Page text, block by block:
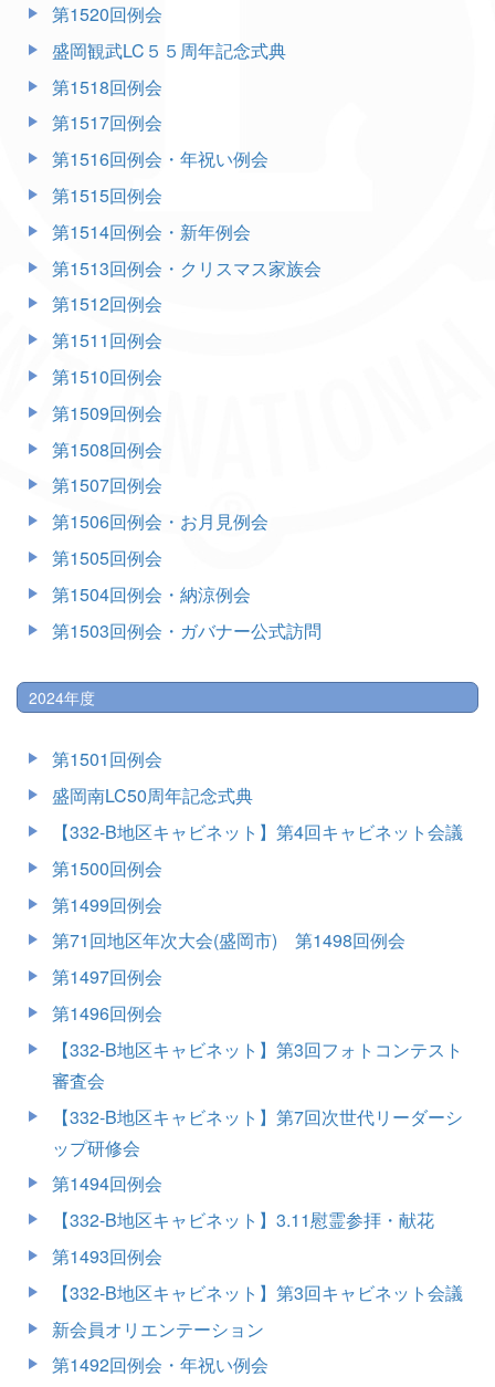
第1520回例会
盛岡観武LC５５周年記念式典
第1518回例会
第1517回例会
第1516回例会・年祝い例会
第1515回例会
第1514回例会・新年例会
第1513回例会・クリスマス家族会
第1512回例会
第1511回例会
第1510回例会
第1509回例会
第1508回例会
第1507回例会
第1506回例会・お月見例会
第1505回例会
第1504回例会・納涼例会
第1503回例会・ガバナー公式訪問
2024年度
第1501回例会
盛岡南LC50周年記念式典
【332-B地区キャビネット】第4回キャビネット会議
第1500回例会
第1499回例会
第71回地区年次大会(盛岡市) 第1498回例会
第1497回例会
第1496回例会
【332-B地区キャビネット】第3回フォトコンテスト
審査会
【332-B地区キャビネット】第7回次世代リーダーシ
ップ研修会
第1494回例会
【332-B地区キャビネット】3.11慰霊参拝・献花
第1493回例会
【332-B地区キャビネット】第3回キャビネット会議
新会員オリエンテーション
第1492回例会・年祝い例会